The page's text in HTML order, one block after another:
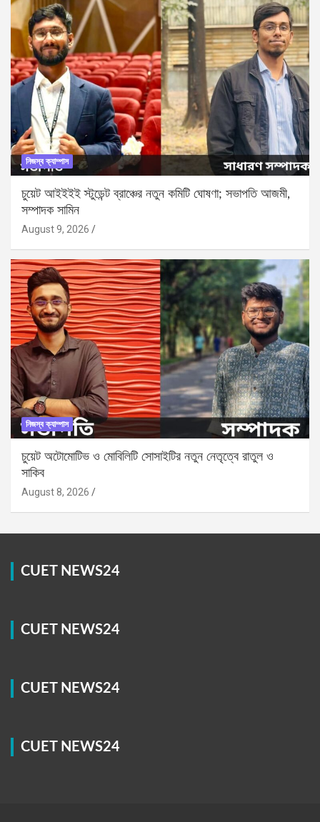
নিজস্ব ক্যাম্পাস
চুয়েট আইইইই স্টুডেন্ট ব্রাঞ্চের নতুন কমিটি ঘোষণা; সভাপতি আজমী,
সম্পাদক সামিন
August 9, 2026
নিজস্ব ক্যাম্পাস
চুয়েট অটোমোটিভ ও মোবিলিটি সোসাইটির নতুন নেতৃত্বে রাতুল ও
সাকিব
August 8, 2026
CUET NEWS24
CUET NEWS24
CUET NEWS24
CUET NEWS24